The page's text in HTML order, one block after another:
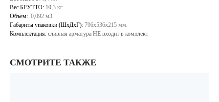
Вес БРУТТО: 10,3 кг.
Объем: 0,092 м3.
Габариты упаковки (ШхДхГ): 796х536х215 мм.
Комплектация: сливная арматура НЕ входит в комплект
СМОТРИТЕ ТАКЖЕ